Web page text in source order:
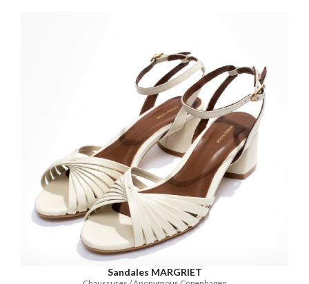
Sandales MARGRIET